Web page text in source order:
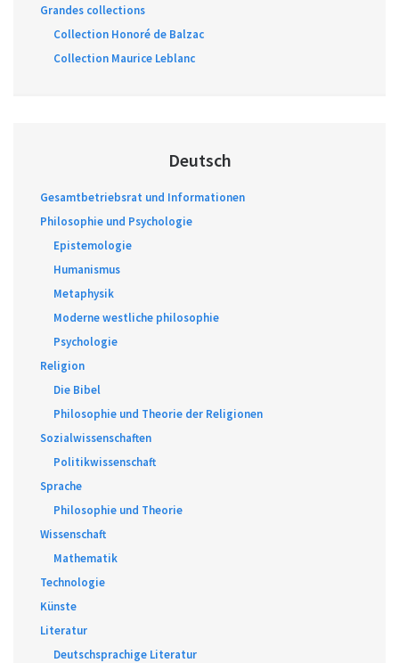
Grandes collections
Collection Honoré de Balzac
Collection Maurice Leblanc
Deutsch
Gesamtbetriebsrat und Informationen
Philosophie und Psychologie
Epistemologie
Humanismus
Metaphysik
Moderne westliche philosophie
Psychologie
Religion
Die Bibel
Philosophie und Theorie der Religionen
Sozialwissenschaften
Politikwissenschaft
Sprache
Philosophie und Theorie
Wissenschaft
Mathematik
Technologie
Künste
Literatur
Deutschsprachige Literatur